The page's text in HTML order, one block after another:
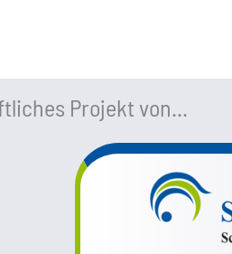
Projekt von...